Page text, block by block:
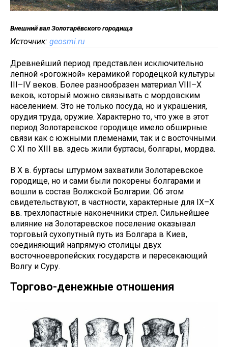
Внешний вал Золотарёвского городища
Источник: geosmi.ru
Древнейший период представлен исключительно
лепной «рогожной» керамикой городецкой культуры
III–IV веков. Более разнообразен материал VIII–X
веков, который можно связывать с мордовским
населением. Это не только посуда, но и украшения,
орудия труда, оружие. Характерно то, что уже в этот
период Золотаревское городище имело обширные
связи как с южными племенами, так и с восточными.
С XI по XIII вв. здесь жили буртасы, болгары, мордва.
В X в. буртасы штурмом захватили Золотаревское
городище, но и сами были покорены болгарами и
вошли в состав Волжской Болгарии. Об этом
свидетельствуют, в частности, характерные для IX–X
вв. трехлопастные наконечники стрел. Сильнейшее
влияние на Золотаревское поселение оказывал
торговый сухопутный путь из Болгара в Киев,
соединяющий напрямую столицы двух
восточноевропейских государств и пересекающий
Волгу и Суру.
Торгово-денежные отношения